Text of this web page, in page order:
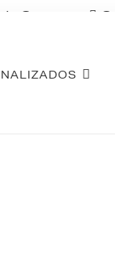
Sequra